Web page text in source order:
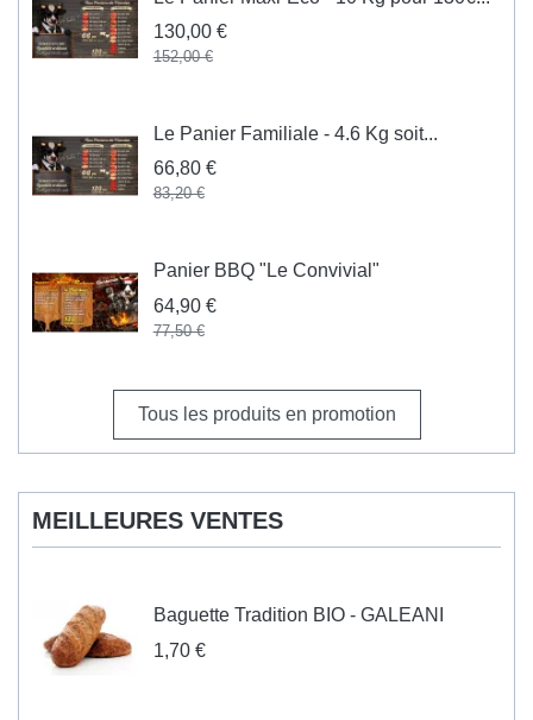
130,00 €
152,00 €
Le Panier Familiale - 4.6 Kg soit...
66,80 €
83,20 €
Panier BBQ "Le Convivial"
64,90 €
77,50 €
Tous les produits en promotion
MEILLEURES VENTES
Baguette Tradition BIO - GALEANI
1,70 €